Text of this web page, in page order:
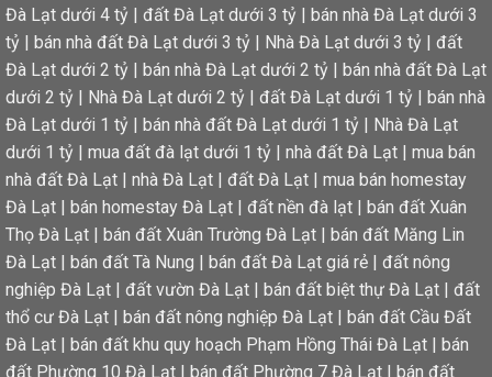
Đà Lạt dưới 4 tỷ | đất Đà Lạt dưới 3 tỷ | bán nhà Đà Lạt dưới 3
tỷ | bán nhà đất Đà Lạt dưới 3 tỷ | Nhà Đà Lạt dưới 3 tỷ | đất
Đà Lạt dưới 2 tỷ | bán nhà Đà Lạt dưới 2 tỷ | bán nhà đất Đà Lạt
dưới 2 tỷ | Nhà Đà Lạt dưới 2 tỷ | đất Đà Lạt dưới 1 tỷ | bán nhà
Đà Lạt dưới 1 tỷ | bán nhà đất Đà Lạt dưới 1 tỷ | Nhà Đà Lạt
dưới 1 tỷ | mua đất đà lạt dưới 1 tỷ | nhà đất Đà Lạt | mua bán
nhà đất Đà Lạt | nhà Đà Lạt | đất Đà Lạt | mua bán homestay
Đà Lạt | bán homestay Đà Lạt | đất nền đà lạt | bán đất Xuân
Thọ Đà Lạt | bán đất Xuân Trường Đà Lạt | bán đất Măng Lin
Đà Lạt | bán đất Tà Nung | bán đất Đà Lạt giá rẻ | đất nông
nghiệp Đà Lạt | đất vườn Đà Lạt | bán đất biệt thự Đà Lạt | đất
thổ cư Đà Lạt | bán đất nông nghiệp Đà Lạt | bán đất Cầu Đất
Đà Lạt | bán đất khu quy hoạch Phạm Hồng Thái Đà Lạt | bán
đất Phường 10 Đà Lạt | bán đất Phường 7 Đà Lạt | bán đất